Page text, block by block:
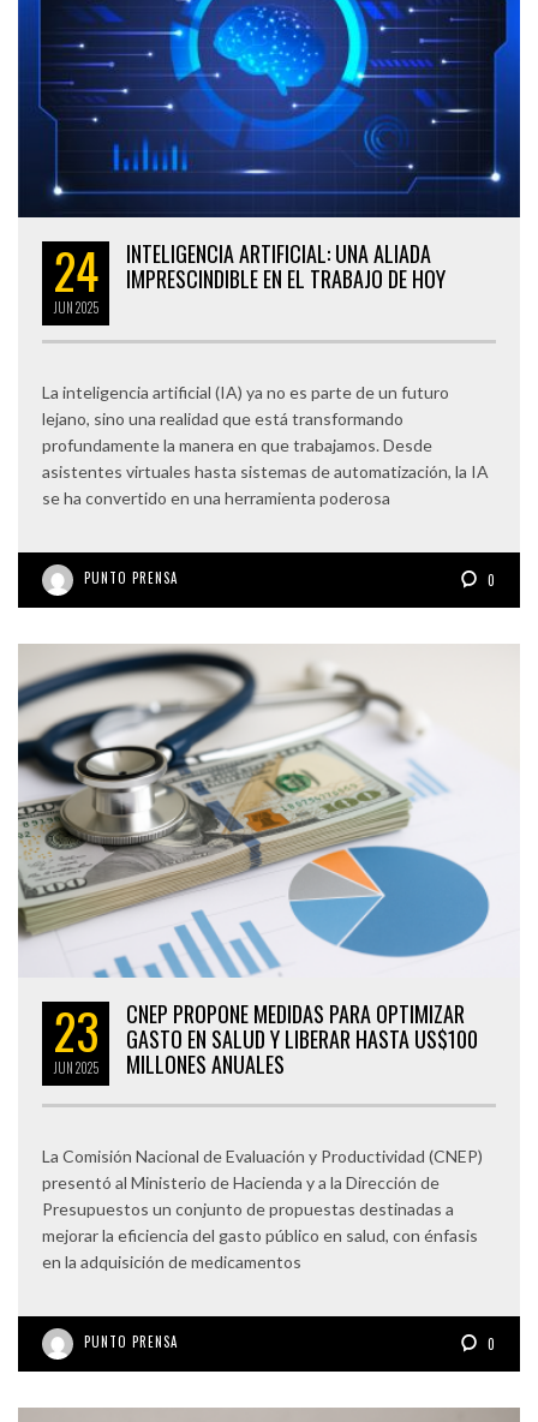
24
JUN2025
INTELIGENCIA ARTIFICIAL: UNA ALIADA
IMPRESCINDIBLE EN EL TRABAJO DE HOY
La inteligencia artificial (IA) ya no es parte de un futuro
lejano, sino una realidad que está transformando
profundamente la manera en que trabajamos. Desde
asistentes virtuales hasta sistemas de automatización, la IA
se ha convertido en una herramienta poderosa
PUNTO PRENSA 0
23
JUN2025
CNEP PROPONE MEDIDAS PARA OPTIMIZAR
GASTO EN SALUD Y LIBERAR HASTA US$100
MILLONES ANUALES
La Comisión Nacional de Evaluación y Productividad (CNEP)
presentó al Ministerio de Hacienda y a la Dirección de
Presupuestos un conjunto de propuestas destinadas a
mejorar la eficiencia del gasto público en salud, con énfasis
en la adquisición de medicamentos
PUNTO PRENSA 0